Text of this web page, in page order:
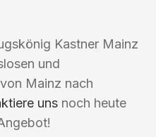
Kastner Mainz
und
Mainz nach
uns noch heute